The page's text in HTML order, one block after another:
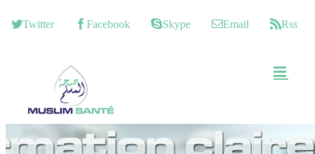
Twitter Facebook Skype Email Rss